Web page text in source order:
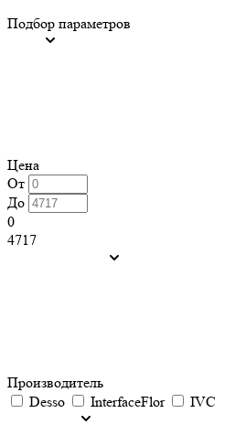
Подбор параметров
Цена
От
До
0
4717
Производитель
Desso
InterfaceFlor IVC